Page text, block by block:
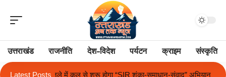
उत्तराखंड राजनीति देश-विदेश पर्यटन क्राइम संस्कृति
Latest Posts
शंका-समाधान-संवाद” अभियान द आर्यन स्कूल में अंतर-सदनीय हिंदी एवं